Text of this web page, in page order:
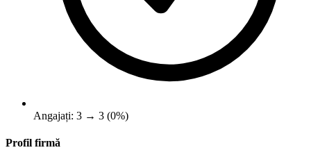
Angajați: 3 → 3 (0%)
Profil firmă